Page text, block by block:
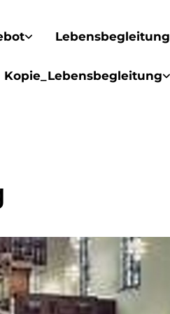
Lebensbegleitung
Kopie_Lebensbegleitung